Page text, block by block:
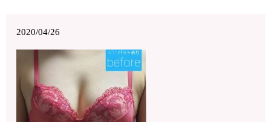
2020/04/26